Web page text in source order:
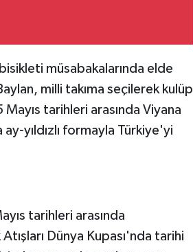
müsabakalarında elde
milli takıma seçilerek kulüp
tarihleri arasında Viyana
yıldızlı formayla Türkiye'yi
tarihleri arasında
Dünya Kupası'nda tarihi